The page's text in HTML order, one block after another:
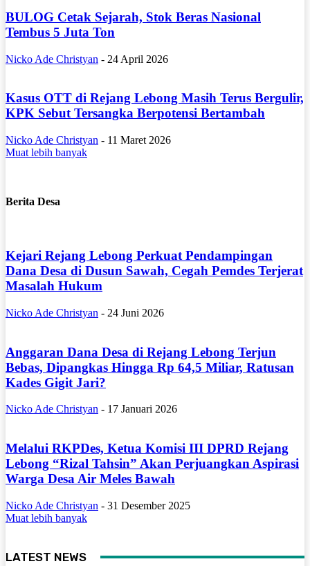
BULOG Cetak Sejarah, Stok Beras Nasional
Tembus 5 Juta Ton
Nicko Ade Christyan - 24 April 2026
Kasus OTT di Rejang Lebong Masih Terus Bergulir,
KPK Sebut Tersangka Berpotensi Bertambah
Nicko Ade Christyan - 11 Maret 2026
Muat lebih banyak
Berita Desa
Kejari Rejang Lebong Perkuat Pendampingan
Dana Desa di Dusun Sawah, Cegah Pemdes Terjerat
Masalah Hukum
Nicko Ade Christyan - 24 Juni 2026
Anggaran Dana Desa di Rejang Lebong Terjun
Bebas, Dipangkas Hingga Rp 64,5 Miliar, Ratusan
Kades Gigit Jari?
Nicko Ade Christyan - 17 Januari 2026
Melalui RKPDes, Ketua Komisi III DPRD Rejang
Lebong “Rizal Tahsin” Akan Perjuangkan Aspirasi
Warga Desa Air Meles Bawah
Nicko Ade Christyan - 31 Desember 2025
Muat lebih banyak
LATEST NEWS